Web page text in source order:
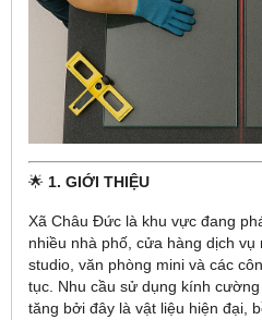
🌟 1. GIỚI THIỆU
Xã Châu Đức là khu vực đang
nhiều nhà phố, cửa hàng dịch vụ
studio, văn phòng mini và các
tục. Nhu cầu sử dụng kính
tăng bởi đây là vật liệu hiện đại,